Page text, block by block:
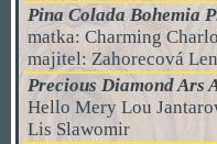
Pina Colada Bohemia
matka: Charming
majitel: Zahorecová
Precious Diamond Ars
Hello Mery Lou
Lis Slawomir